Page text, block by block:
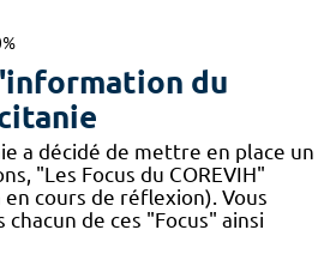
du
a décidé de mettre en place un
"Les Focus du COREVIH"
cours de réflexion). Vous
de ces "Focus" ainsi